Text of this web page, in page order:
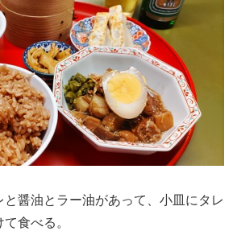
醤油とラー油があって、小皿にタレ
食べる。